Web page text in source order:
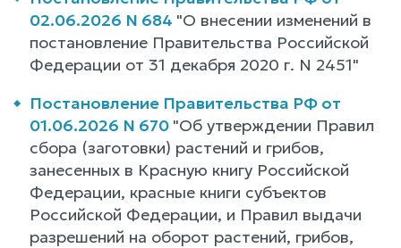
02.06.2026 N 684 "О внесении изменений в
постановление Правительства Российской
Федерации от 31 декабря 2020 г. N 2451"
Постановление Правительства РФ от
01.06.2026 N 670 "Об утверждении Правил
сбора (заготовки) растений и грибов,
занесенных в Красную книгу Российской
Федерации, красные книги субъектов
Российской Федерации, и Правил выдачи
разрешений на оборот растений, грибов,